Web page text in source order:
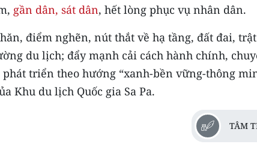
gần dân, sát dân, hết lòng phục vụ nhân dân.
điểm nghẽn, nút thắt về hạ tầng, đất đai,
du lịch; đẩy mạnh cải cách hành chính,
triển theo hướng “xanh-bền vững-thông
Khu du lịch Quốc gia Sa Pa.
TÂM